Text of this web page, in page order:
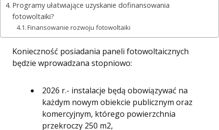
Programy ułatwiające uzyskanie dofinansowania
fotowoltaiki?
Finansowanie rozwoju fotowoltaiki
Konieczność posiadania paneli fotowoltaicznych
będzie wprowadzana stopniowo:
2026 r.- instalacje będą obowiązywać na
każdym nowym obiekcie publicznym oraz
komercyjnym, którego powierzchnia
przekroczy 250 m2,